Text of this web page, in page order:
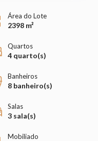
Área do Lote
2398 m²
Quartos
4 quarto(s)
Banheiros
8 banheiro(s)
Salas
3 sala(s)
Mobiliado